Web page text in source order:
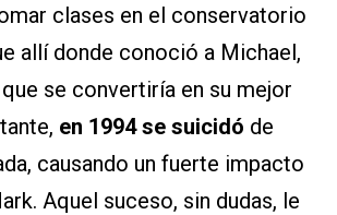
clases en el conservatorio
allí donde conoció a Michael,
se convertiría en su mejor
en 1994 se suicidó de
causando un fuerte impacto
Aquel suceso, sin dudas, le